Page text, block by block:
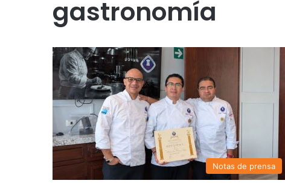
gastronomía
Notas de prensa